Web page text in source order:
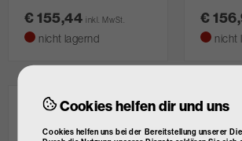
€ 155,44inkl. MwSt.
nicht lagernd
€
nicht
Cookies helfen dir und uns
Cookies helfen uns bei der Bereitstellung unserer